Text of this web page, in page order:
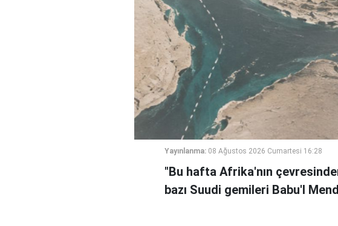
Yayınlanma: 08 Ağustos 2026 Cumartesi 16:28
"Bu hafta Afrika'nın
bazı Suudi gemileri Babu'l